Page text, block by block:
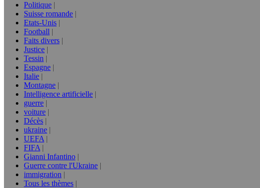
Politique
Suisse romande
Etats-Unis
Football
Faits divers
Justice
Tessin
Espagne
Italie
Montagne
Intelligence artificielle
guerre
voiture
Décès
ukraine
UEFA
FIFA
Gianni Infantino
Guerre contre l'Ukraine
immigration
Tous les thèmes